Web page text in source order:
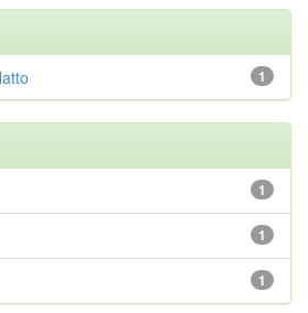
1
1
1
1